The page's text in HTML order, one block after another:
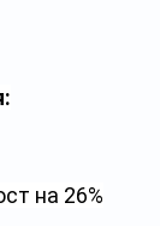
на 26%